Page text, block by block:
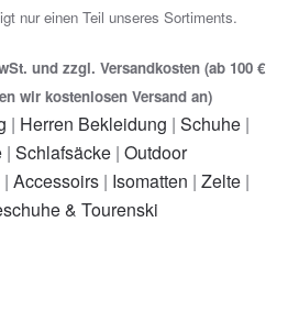
nur einen Teil unseres Sortiments.
und zzgl. Versandkosten (ab 100 €
wir kostenlosen Versand an)
| Herren Bekleidung | Schuhe |
| Schlafsäcke| Outdoor
| Accessoirs | Isomatten | Zelte |
& Tourenski